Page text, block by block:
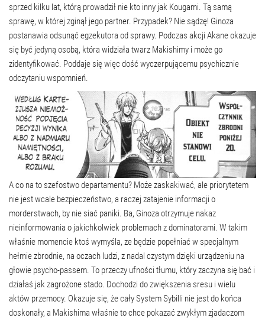
sprzed kilku lat, którą prowadził nie kto inny jak Kougami. Tą samą
sprawę, w której zginął jego partner. Przypadek? Nie sądzę! Ginoza
postanawia odsunąć egzekutora od sprawy. Podczas akcji Akane okazuje
się być jedyną osobą, która widziała twarz Makishimy i może go
zidentyfikować. Poddaje się więc dość wyczerpującemu psychicznie
odczytaniu wspomnień.
A co na to szefostwo departamentu? Może zaskakiwać, ale priorytetem
nie jest wcale bezpieczeństwo, a raczej zatajenie informacji o
morderstwach, by nie siać paniki. Ba, Ginoza otrzymuje nakaz
nieinformowania o jakichkolwiek problemach z dominatorami. W takim
właśnie momencie ktoś wymyśla, ze będzie popełniać w specjalnym
hełmie zbrodnie, na oczach ludzi, z nadal czystym dzięki urządzeniu na
głowie psycho-passem. To przeczy ufności tłumu, który zaczyna się bać i
działaś jak zagrożone stado. Dochodzi do zwiększenia sresu i wielu
aktów przemocy. Okazuje się, że cały System Sybilli nie jest do końca
doskonały, a Makishima właśnie to chce pokazać zwykłym zjadaczom